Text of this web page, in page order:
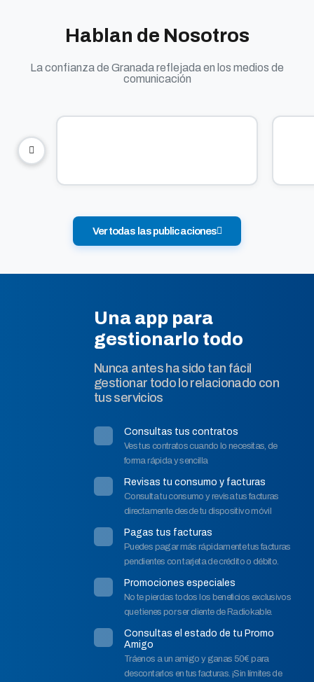
Hablan de Nosotros
La confianza de Granada reflejada en los medios de
comunicación
Ver todas las publicaciones
Una app para
gestionarlo todo
Nunca antes ha sido tan fácil
gestionar todo lo relacionado con
tus servicios
Consultas tus contratos
Ves tus contratos cuando lo necesitas, de
forma rápida y sencilla
Revisas tu consumo y facturas
Consulta tu consumo y revisa tus facturas
directamente desde tu dispositivo móvil
Pagas tus facturas
Puedes pagar más rápidamente tus facturas
pendientes con tarjeta de crédito o débito.
Promociones especiales
No te pierdas todos los beneficios exclusivos
que tienes por ser cliente de Radiokable.
Consultas el estado de tu Promo
Amigo
Tráenos a un amigo y ganas 50€ para
descontarlos en tus facturas. ¡Sin límites de